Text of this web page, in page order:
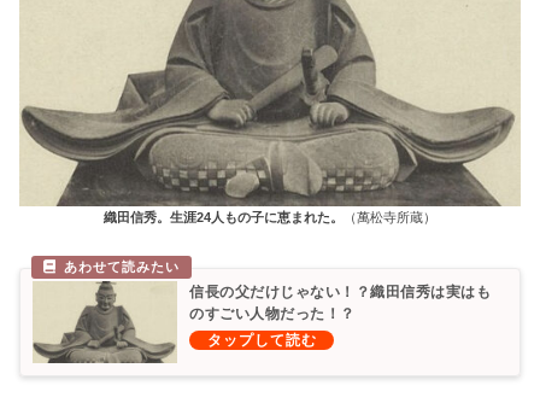
織田信秀。生涯24人もの子に恵まれた。 （萬松寺所蔵）
信長の父だけじゃない！？織田信秀は実はも
のすごい人物だった！？